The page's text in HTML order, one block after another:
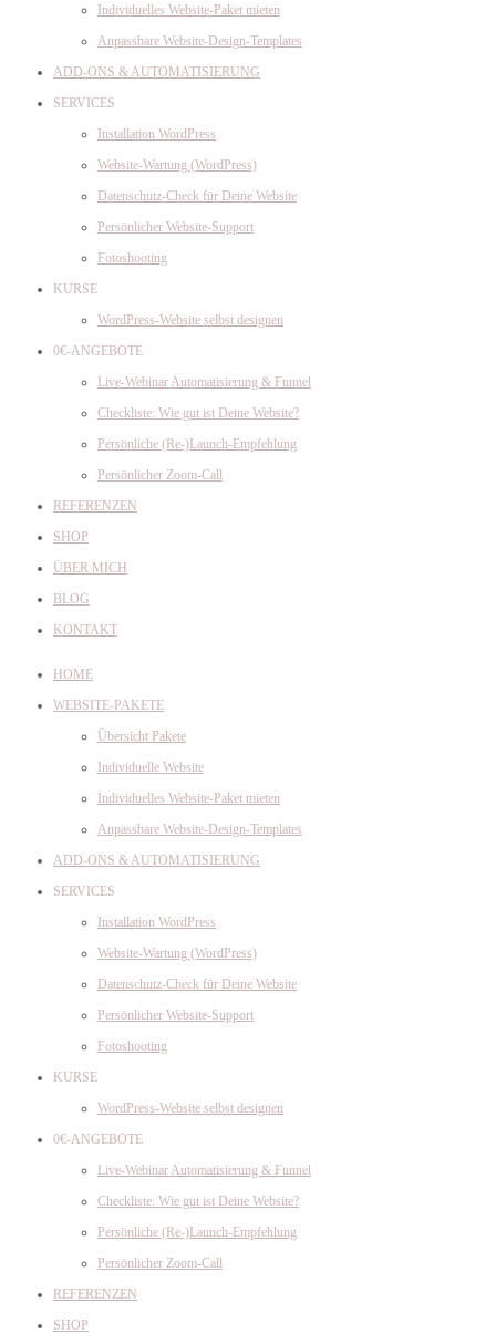
Individuelles Website-Paket mieten
Anpassbare Website-Design-Templates
ADD-ONS & AUTOMATISIERUNG
SERVICES
Installation WordPress
Website-Wartung (WordPress)
Datenschutz-Check für Deine Website
Persönlicher Website-Support
Fotoshooting
KURSE
WordPress-Website selbst designen
0€-ANGEBOTE
Live-Webinar Automatisierung & Funnel
Checkliste: Wie gut ist Deine Website?
Persönliche (Re-)Launch-Empfehlung
Persönlicher Zoom-Call
REFERENZEN
SHOP
ÜBER MICH
BLOG
KONTAKT
HOME
WEBSITE-PAKETE
Übersicht Pakete
Individuelle Website
Individuelles Website-Paket mieten
Anpassbare Website-Design-Templates
ADD-ONS & AUTOMATISIERUNG
SERVICES
Installation WordPress
Website-Wartung (WordPress)
Datenschutz-Check für Deine Website
Persönlicher Website-Support
Fotoshooting
KURSE
WordPress-Website selbst designen
0€-ANGEBOTE
Live-Webinar Automatisierung & Funnel
Checkliste: Wie gut ist Deine Website?
Persönliche (Re-)Launch-Empfehlung
Persönlicher Zoom-Call
REFERENZEN
SHOP